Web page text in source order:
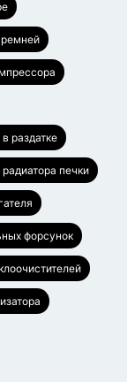
раздатке
печки
форсунок